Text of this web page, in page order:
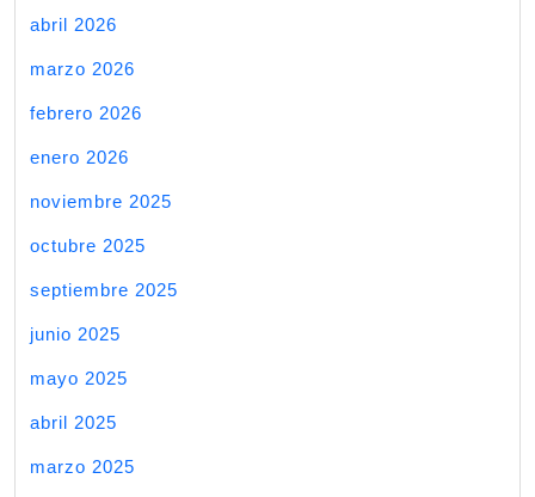
abril 2026
marzo 2026
febrero 2026
enero 2026
noviembre 2025
octubre 2025
septiembre 2025
junio 2025
mayo 2025
abril 2025
marzo 2025